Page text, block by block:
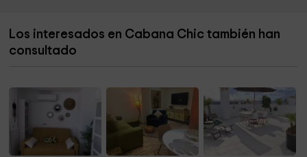
12,8 km
El Refugio 13,1 km
Parroquia Ortodoxa de San Andrés y San Nicolás
Los interesados en Cabana Chic también han
consultado